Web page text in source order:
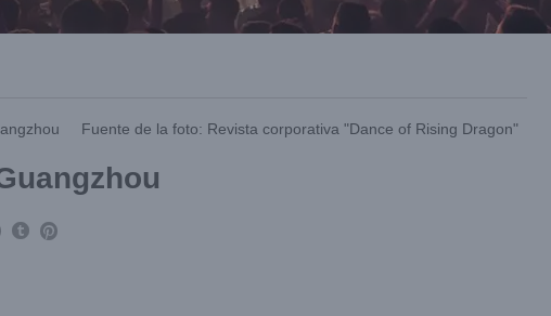
Fuente de la foto: Revista corporativa "Dance of Rising Dragon"
 